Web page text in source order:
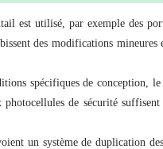
est utilisé, par exemple des
des modifications
spécifiques de conception,
photocellules de sécurité
un système de duplication